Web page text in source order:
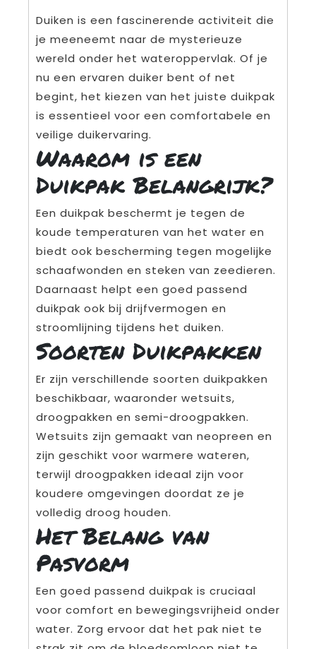
Duiken is een fascinerende activiteit die
je meeneemt naar de mysterieuze
wereld onder het wateroppervlak. Of je
nu een ervaren duiker bent of net
begint, het kiezen van het juiste duikpak
is essentieel voor een comfortabele en
veilige duikervaring.
Waarom is een
Duikpak Belangrijk?
Een duikpak beschermt je tegen de
koude temperaturen van het water en
biedt ook bescherming tegen mogelijke
schaafwonden en steken van zeedieren.
Daarnaast helpt een goed passend
duikpak ook bij drijfvermogen en
stroomlijning tijdens het duiken.
Soorten Duikpakken
Er zijn verschillende soorten duikpakken
beschikbaar, waaronder wetsuits,
droogpakken en semi-droogpakken.
Wetsuits zijn gemaakt van neopreen en
zijn geschikt voor warmere wateren,
terwijl droogpakken ideaal zijn voor
koudere omgevingen doordat ze je
volledig droog houden.
Het Belang van
Pasvorm
Een goed passend duikpak is cruciaal
voor comfort en bewegingsvrijheid onder
water. Zorg ervoor dat het pak niet te